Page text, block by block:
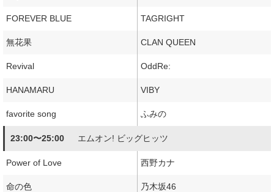
FOREVER BLUE TAGRIGHT
無花果 CLAN QUEEN
Revival OddRe:
HANAMARU VIBY
favorite song ふみの
23:00〜25:00 エムオン! ビッグヒッツ
Power of Love 西野カナ
命の色 乃木坂46